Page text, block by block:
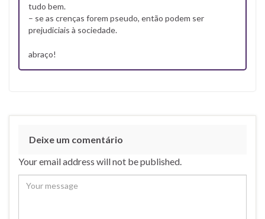
tudo bem.
– se as crenças forem pseudo, então podem ser
prejudiciais à sociedade.
abraço!
Deixe um comentário
Your email address will not be published.